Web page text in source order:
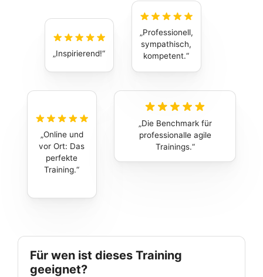
Inspirierend!
Online und
vor Ort: Das
perfekte
Training.
Die Benchmark für
professionalle agile
Trainings.
Professionell,
sympathisch,
kompetent.
Für wen ist dieses Training
geeignet?